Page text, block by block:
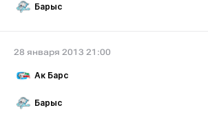
Барыс
28 января 2013 21:00
Ак Барс
Барыс